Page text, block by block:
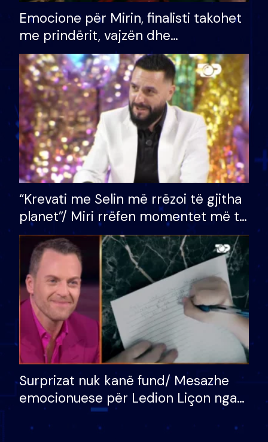
Emocione për Mirin, finalisti takohet
me prindërit, vajzën dhe
bashkëshorten: S’kemi ndonjë letër
divorci apo jo?
“Krevati me Selin më rrëzoi të gjitha
planet”/ Miri rrëfen momentet më të
bukura në shtëpinë e BB VIP: Do më
mungojë zilja e mëngjesit kur…
Surprizat nuk kanë fund/ Mesazhe
emocionuese për Ledion Liçon nga
nëna dhe fëmijët e tij, moderatori
nuk i mban dot lotët: Nuk meritoj…